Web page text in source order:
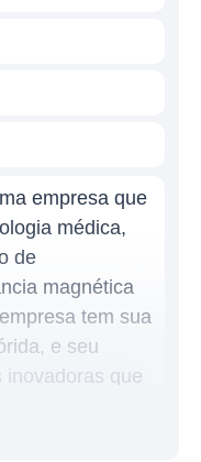
empresa que
médica,
de
magnética
tem sua
e seu
inovadoras que
e
os